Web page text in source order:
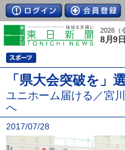
2026（
8月9
「県大会突破を」
ユニホーム届ける／宮
へ
2017/07/28